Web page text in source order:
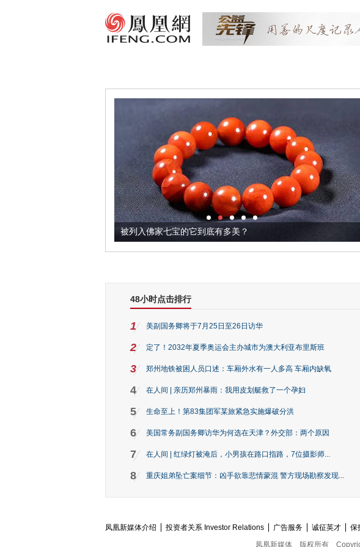
被列入佛家七宝的它到底有多美？
48小时点击排行
1 美副国务卿将于7月25日至26日访华
2 定了！2032年夏季奥运会主办城市为澳大利亚布里斯班
3 郑州地铁被困人员口述：车厢外水有一人多高 车厢内缺氧
4 在人间 | 亲历郑州暴雨：我用皮划艇救了一个孕妇
5 生命至上！第83集团军某旅紧急实施爆破分洪
6 美国常务副国务卿访华为何选在天津？外交部：两个原因
7 在人间 | 红绿灯被淹后，小男孩在路口指路，7位摄影师...
8 重庆姐弟坠亡案细节：凶手欲靠悲情蒙混 警方现场勘察发现...
凤凰新媒体介绍 投资者关系 Investor Relations 广告服务 诚征英才 保
凤凰新媒体
版权所有